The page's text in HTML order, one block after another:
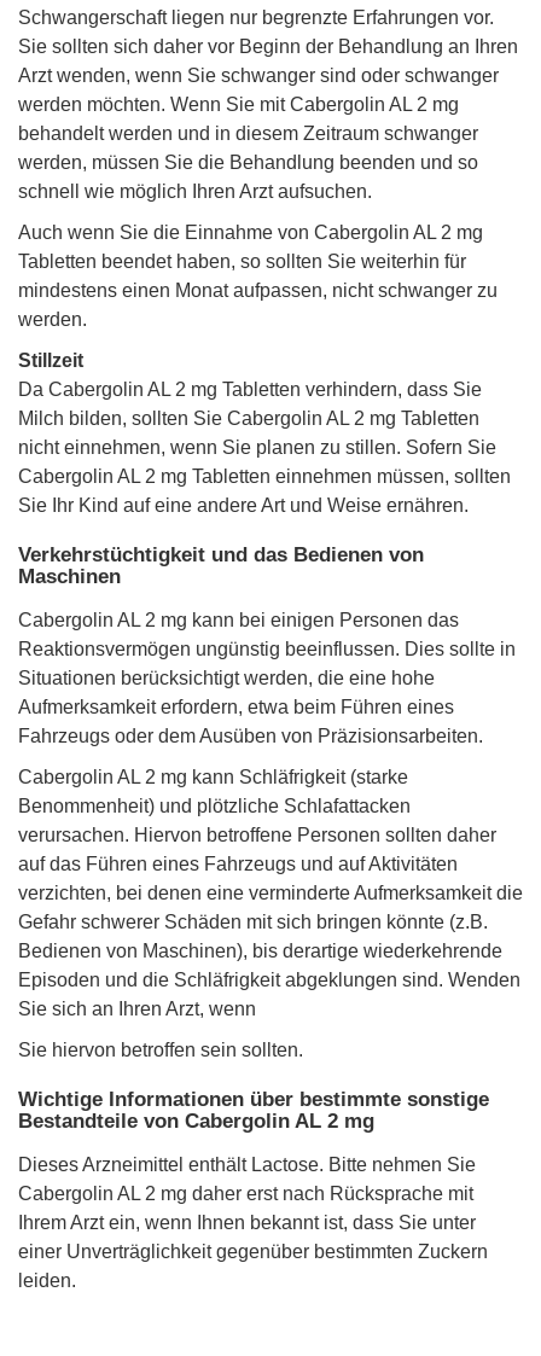
Schwangerschaft liegen nur begrenzte Erfahrungen vor.
Sie sollten sich daher vor Beginn der Behandlung an Ihren
Arzt wenden, wenn Sie schwanger sind oder schwanger
werden möchten. Wenn Sie mit Cabergolin AL 2 mg
behandelt werden und in diesem Zeitraum schwanger
werden, müssen Sie die Behandlung beenden und so
schnell wie möglich Ihren Arzt aufsuchen.
Auch wenn Sie die Einnahme von Cabergolin AL 2 mg
Tabletten beendet haben, so sollten Sie weiterhin für
mindestens einen Monat aufpassen, nicht schwanger zu
werden.
Stillzeit
Da Cabergolin AL 2 mg Tabletten verhindern, dass Sie
Milch bilden, sollten Sie Cabergolin AL 2 mg Tabletten
nicht einnehmen, wenn Sie planen zu stillen. Sofern Sie
Cabergolin AL 2 mg Tabletten einnehmen müssen, sollten
Sie Ihr Kind auf eine andere Art und Weise ernähren.
Verkehrstüchtigkeit und das Bedienen von
Maschinen
Cabergolin AL 2 mg kann bei einigen Personen das
Reaktionsvermögen ungünstig beeinflussen. Dies sollte in
Situationen berücksichtigt werden, die eine hohe
Aufmerksamkeit erfordern, etwa beim Führen eines
Fahrzeugs oder dem Ausüben von Präzisionsarbeiten.
Cabergolin AL 2 mg kann Schläfrigkeit (starke
Benommenheit) und plötzliche Schlafattacken
verursachen. Hiervon betroffene Personen sollten daher
auf das Führen eines Fahrzeugs und auf Aktivitäten
verzichten, bei denen eine verminderte Aufmerksamkeit die
Gefahr schwerer Schäden mit sich bringen könnte (z.B.
Bedienen von Maschinen), bis derartige wiederkehrende
Episoden und die Schläfrigkeit abgeklungen sind. Wenden
Sie sich an Ihren Arzt, wenn
Sie hiervon betroffen sein sollten.
Wichtige Informationen über bestimmte sonstige
Bestandteile von Cabergolin AL 2 mg
Dieses Arzneimittel enthält Lactose. Bitte nehmen Sie
Cabergolin AL 2 mg daher erst nach Rücksprache mit
Ihrem Arzt ein, wenn Ihnen bekannt ist, dass Sie unter
einer Unverträglichkeit gegenüber bestimmten Zuckern
leiden.